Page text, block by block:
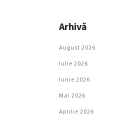
Arhivă
August 2026
Iulie 2026
Iunie 2026
Mai 2026
Aprilie 2026